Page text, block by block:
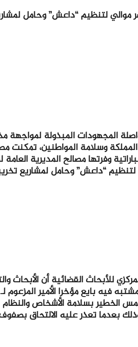
لتنظيم “داعش” وحامل
المجهودات المبذولة لمواجهة
وسلامة المواطنين، تمكنت
وفرتها مصالح المديرية
“داعش” وحامل لمشاريع
للأبحاث القضائية أن الأبحاث
فيه بايع مؤخرا الأمير
الخطير بسلامة الأشخاص
وذلك بعدما تعذر عليه الالتحاق